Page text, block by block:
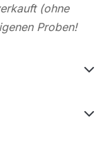
(ohne
Proben!